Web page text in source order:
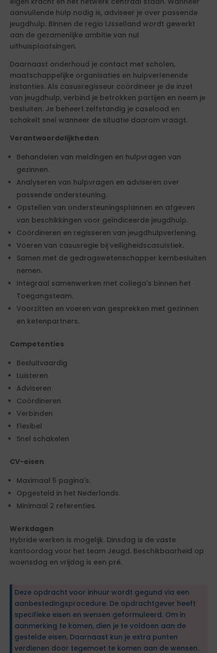
aanvullende hulp nodig is, adviseer je over passende
jeugdhulp. Binnen de regio IJsselland wordt gewerkt
aan de gezamenlijke ambitie van nul
uithuisplaatsingen.
Daarnaast onderhoud je contact met scholen,
maatschappelijke organisaties en hulpverlenende
instanties. Als casusregisseur coördineer je de inzet
van jeugdhulp, verbind je betrokken partijen en neem je
besluiten. Je beheert zelfstandig je caseload en
schakelt snel wanneer de situatie daarom vraagt.
Verantwoordelijkheden
Behandelen van meldingen en hulpvragen van
gezinnen.
Analyseren van hulpvragen en adviseren over
passende ondersteuning.
Opstellen van ondersteuningsplannen en afgeven
van beschikkingen voor geïndiceerde jeugdhulp.
Coördineren en regisseren van jeugdhulpverlening.
Voeren van casusregie bij veiligheidscasuïstiek.
Samen met de gedragswetenschapper kernbesluiten
nemen.
Integraal samenwerken met collega's binnen het
Toegangsteam.
Voorzitten en voeren van gesprekken met gezinnen
en ketenpartners.
Competenties
Besluitvaardig
Luisteren
Adviseren
Coördineren
Verbinden
Flexibel
Snel schakelen
CV-eisen
Maximaal 5 pagina's.
Opgesteld in het Nederlands.
Minimaal 2 referenties.
Werkdagen
Hybride werken is mogelijk. Dinsdag is de vaste
kantoordag voor het team Jeugd. Beschikbaarheid op
woensdag en vrijdag is een pré.
Deze opdracht voor inhuur wordt gegund via een
aanbestedingsprocedure. De opdrachtgever heeft
specifieke eisen en wensen geformuleerd. Om in
aanmerking te komen, dien je te voldoen aan de
gestelde eisen. Daarnaast kun je extra punten
verdienen door tegemoet te komen aan de wensen.